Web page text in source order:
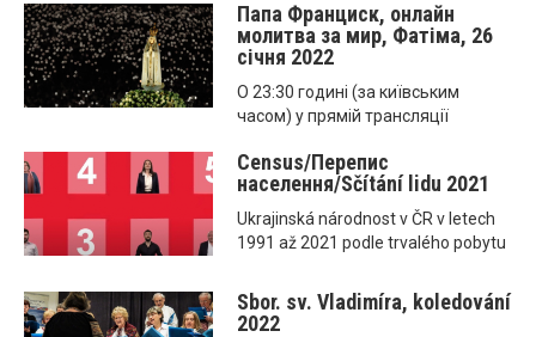
Папа Франциск, онлайн
молитвa за мир, Фатіма, 26
січня 2022
O 23:30 годині (за київським
часом) у прямій трансляції
Census/Перепис
населення/Sčítání lidu 2021
Ukrajinská národnost v ČR v letech
1991 až 2021 podle trvalého pobytu
Sbor. sv. Vladimíra, koledování
2022